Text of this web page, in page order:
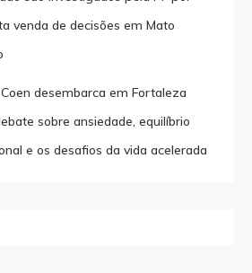
venda de decisões em Mato
desembarca em Fortaleza
sobre ansiedade, equilíbrio
e os desafios da vida acelerada